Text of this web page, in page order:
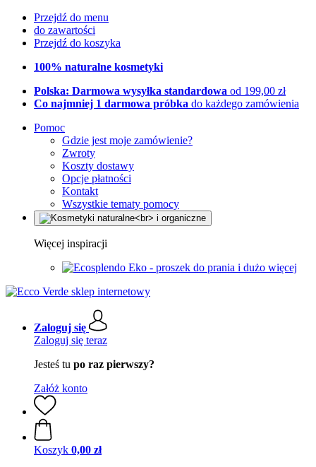
Przejdź do menu
do zawartości
Przejdź do koszyka
100% naturalne kosmetyki
Polska: Darmowa wysyłka standardowa od 199,00 zł
Co najmniej 1 darmowa próbka do każdego zamówienia
Pomoc
Gdzie jest moje zamówienie?
Zwroty
Koszty dostawy
Opcje płatności
Kontakt
Wszystkie tematy pomocy
Więcej inspiracji
Eko - proszek do prania i dużo więcej
Zaloguj się
Zaloguj się teraz
Jesteś tu po raz pierwszy?
Załóż konto
Koszyk 0,00 zł